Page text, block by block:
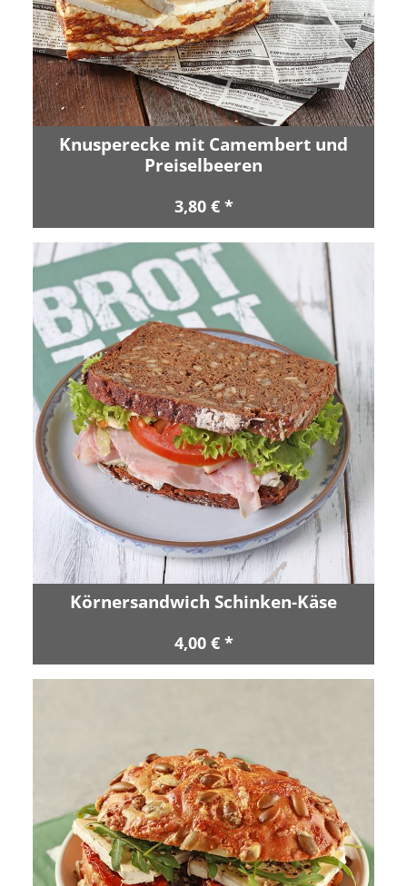
Knusperecke mit Camembert und
Preiselbeeren
3,80 € *
Körnersandwich Schinken-Käse
4,00 € *